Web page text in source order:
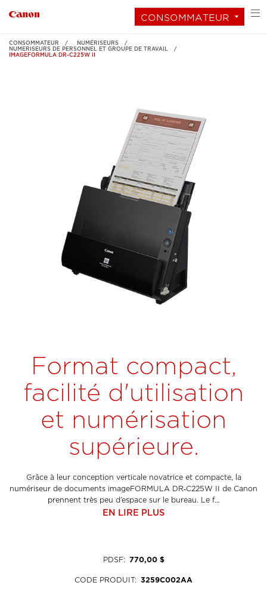
CONSOMMATEUR
CONSOMMATEUR
NUMÉRISEURS
NUMERISEURS DE PERSONNEL ET GROUPE DE TRAVAIL
IMAGEFORMULA DR-C225W II
Format compact,
facilité d'utilisation
et numérisation
supérieure.
Grâce à leur conception verticale novatrice et compacte, la
numériseur de documents imageFORMULA DR‑C225W II de Canon
prennent très peu d’espace sur le bureau. Le f...
EN LIRE PLUS
PDSF: 770,00 $
CODE PRODUIT: 3259C002AA